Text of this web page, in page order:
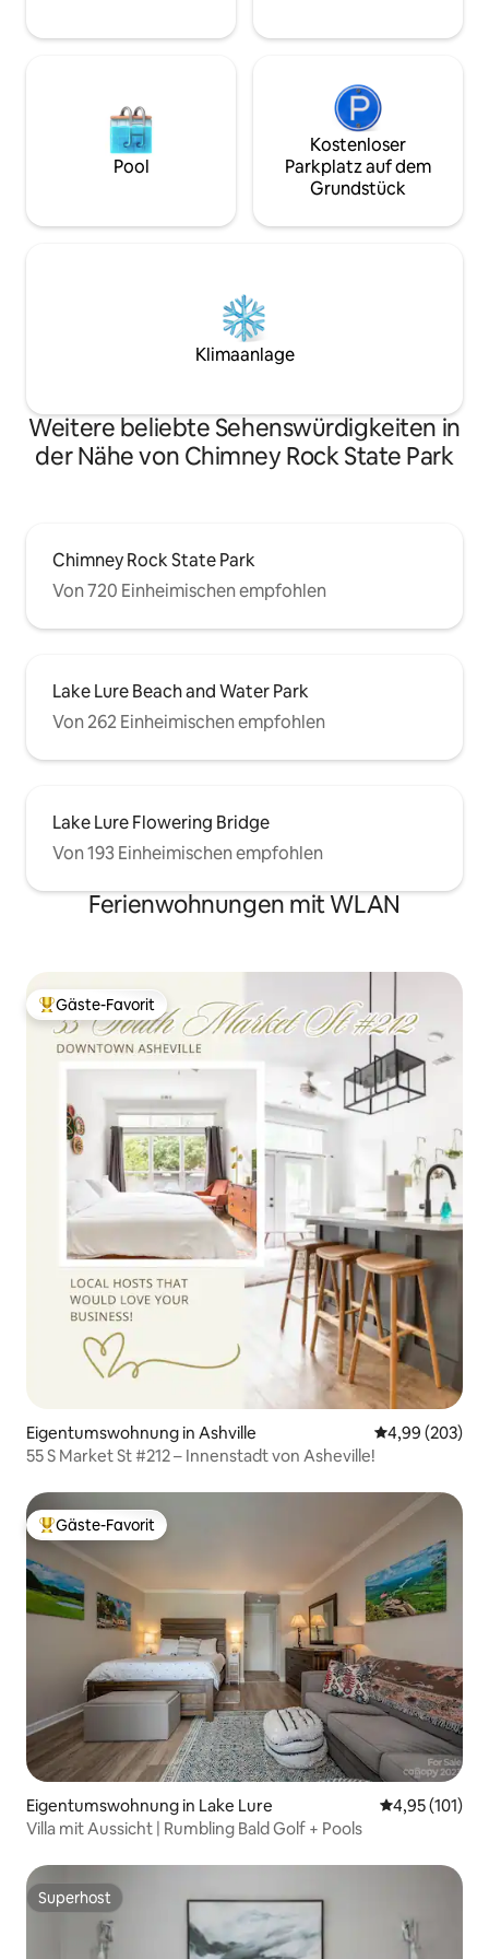
Pool
Kostenloser
Parkplatz auf dem
Grundstück
Klimaanlage
Weitere beliebte Sehenswürdigkeiten in
der Nähe von Chimney Rock State Park
Chimney Rock State Park
Von 720 Einheimischen empfohlen
Lake Lure Beach and Water Park
Von 262 Einheimischen empfohlen
Lake Lure Flowering Bridge
Von 193 Einheimischen empfohlen
Ferienwohnungen mit WLAN
Beliebter Gäste-Favorit.
Gäste-Favorit
Eigentumswohnung in Ashville
4,99 (203)
55 S Market St #212 – Innenstadt von Asheville!
Beliebter Gäste-Favorit.
Gäste-Favorit
Eigentumswohnung in Lake Lure
4,95 (101)
Villa mit Aussicht | Rumbling Bald Golf + Pools
Superhost
Superhost